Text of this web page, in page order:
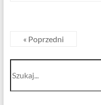
« Poprzedni